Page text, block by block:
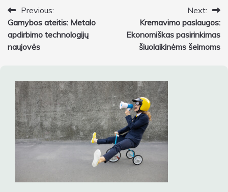
Navigacija
tarp
įrašų
Previous:
Gamybos ateitis: Metalo
apdirbimo technologijų
naujovės
Next:
Kremavimo paslaugos:
Ekonomiškas pasirinkimas
šiuolaikinėms šeimoms